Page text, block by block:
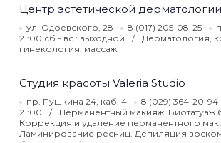
Центр эстетической
ул. Одоевского, 28 8 (017) 205-08-25
21:00 сб.- вс.: выходной
Дерматология,
гинекология, массаж.
Студия красоты Valeria Studio
пр. Пушкина 24, каб. 4 8 (029) 364-20-94
21:00
Перманентный макияж. Биотатуаж
Коррекция и удаление перманентного
Ламинирование ресниц. Депиляция